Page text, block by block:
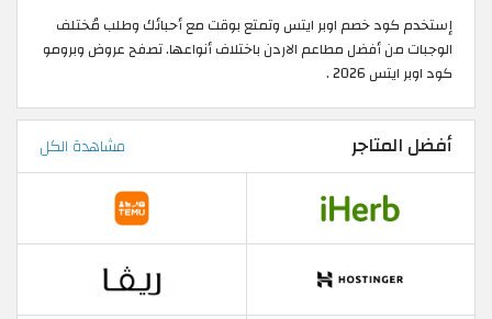
إستخدم كود خصم اوبر ايتس وتمتع بوقت مع أحبائك وطلب مُختلف
الوجبات من أفضل مطاعم الاردن باختلاف أنواعها. تصفح عروض وبرومو
كود اوبر ايتس 2026 .
أفضل المتاجر مشاهدة الكل